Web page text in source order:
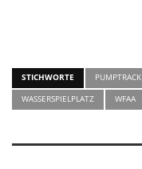
STICHWORTE PUMPTRACK
WASSERSPIELPLATZ
WFAA